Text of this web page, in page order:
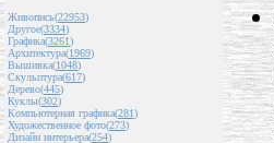
Живопись(22953)
Другое(3334)
Графика(3261)
Архитектура(1969)
Вышивка(1048)
Скульптура(617)
Дерево(445)
Куклы(302)
Компьютерная графика(281)
Художественное фото(273)
Дизайн интерьера(254)